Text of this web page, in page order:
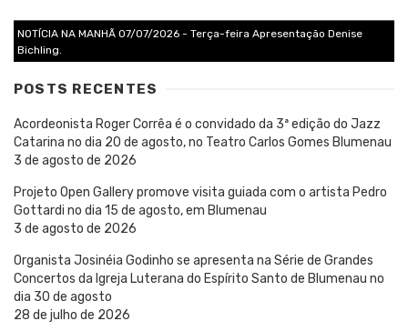
NOTÍCIA NA MANHÃ 07/07/2026 - Terça-feira Apresentação Denise
Bichling.
POSTS RECENTES
Acordeonista Roger Corrêa é o convidado da 3ª edição do Jazz
Catarina no dia 20 de agosto, no Teatro Carlos Gomes Blumenau
3 de agosto de 2026
Projeto Open Gallery promove visita guiada com o artista Pedro
Gottardi no dia 15 de agosto, em Blumenau
3 de agosto de 2026
Organista Josinéia Godinho se apresenta na Série de Grandes
Concertos da Igreja Luterana do Espírito Santo de Blumenau no
dia 30 de agosto
28 de julho de 2026